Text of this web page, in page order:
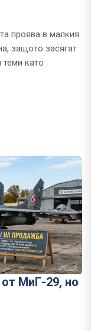
проява в малкия
защото засягат
теми като
МиГ-29, но